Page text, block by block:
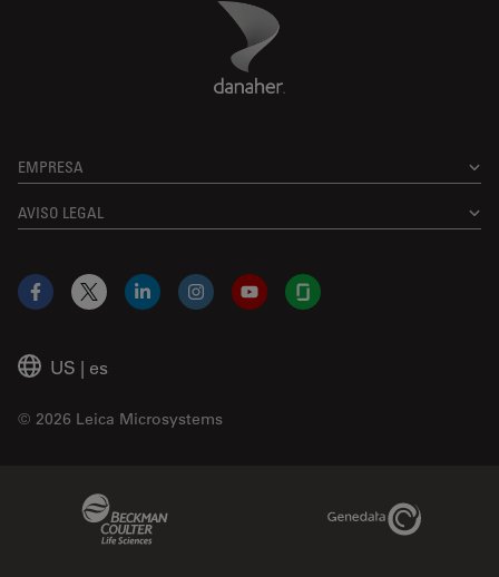
Danaher Logo
EMPRESA
AVISO LEGAL
US | es
© 2026 Leica Microsystems
Facebook
X LinkedInInstagramYouTubeGlassdoor
Genedata Link